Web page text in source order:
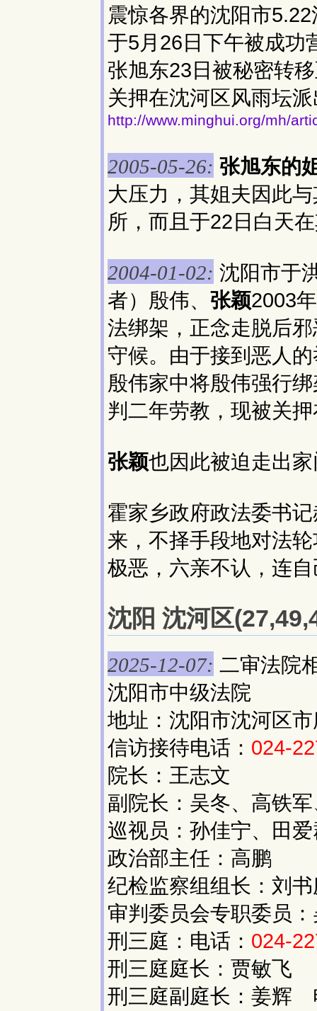
震惊各界的沈阳市
于5月26日下午被成功
张旭东23日被秘密转
关押在沈河区风雨坛
http://www.minghui.org/mh/
2005-05-26: 张旭东的
大压力，其姐夫因此
所，而且于22日白天
2004-01-02: 沈阳市于
者）殷伟、 张颖2003
法绑架，正念走脱后
守候。由于接到恶人
殷伟家中将殷伟强行
判二年劳教，现被关
张颖也因此被迫走出
霍家乡政府政法委书
来，不择手段地对法
极恶，六亲不认，连
沈阳 沈河区
2025-12-07: 二审法院
沈阳市中级法院
地址：沈阳市沈河区
信访接待电话： 024-
院长：王志文
副院长：吴冬、高铁
巡视员：孙佳宁、田
政治部主任：高鹏
纪检监察组组长：刘
审判委员会专职委员
刑三庭：电话： 024-
刑三庭庭长：贾敏飞
刑三庭副庭长：姜辉